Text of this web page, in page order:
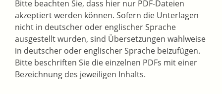
Bitte beachten Sie, dass hier nur PDF-Dateien
akzeptiert werden können. Sofern die Unterlagen
nicht in deutscher oder englischer Sprache
ausgestellt wurden, sind Übersetzungen wahlweise
in deutscher oder englischer Sprache beizufügen.
Bitte beschriften Sie die einzelnen PDFs mit einer
Bezeichnung des jeweiligen Inhalts.